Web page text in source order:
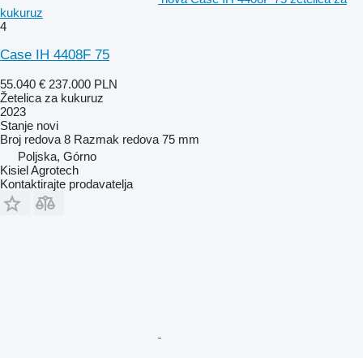
kukuruz
4
Case IH 4408F 75
55.040 € 237.000 PLN
Žetelica za kukuruz
2023
Stanje novi
Broj redova 8 Razmak redova 75 mm
Poljska, Górno
Kisiel Agrotech
Kontaktirajte prodavatelja